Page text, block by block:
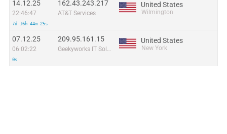
14.12.25
22:46:47
7d 16h 44m 25s
162.43.243.217
AT&T Services
United States
Wilmington
07.12.25
06:02:22
0s
209.95.161.15
Geekyworks IT Solutions Pvt Ltd
United States
New York